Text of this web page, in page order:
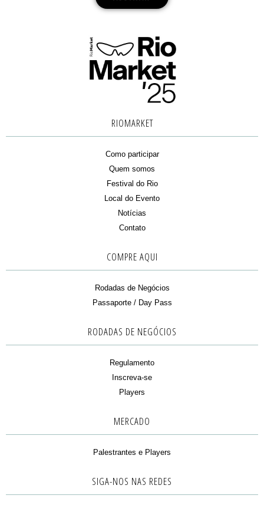
RIOMARKET
Como participar
Quem somos
Festival do Rio
Local do Evento
Notícias
Contato
COMPRE AQUI
Rodadas de Negócios
Passaporte / Day Pass
RODADAS DE NEGÓCIOS
Regulamento
Inscreva-se
Players
MERCADO
Palestrantes e Players
SIGA-NOS NAS REDES